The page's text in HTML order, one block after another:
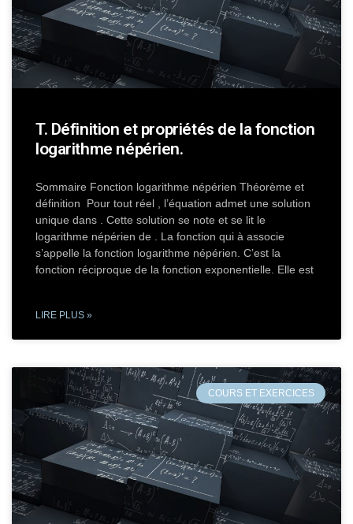
T. Définition et propriétés de la fonction
logarithme népérien.
Sommaire Fonction logarithme népérien Théorème et
définition Pour tout réel , l’équation admet une solution
unique dans . Cette solution se note et se lit le
logarithme népérien de . La fonction qui à associe
s’appelle la fonction logarithme népérien. C’est la
fonction réciproque de la fonction exponentielle. Elle est
LIRE PLUS »
COURS ET EXERCICES